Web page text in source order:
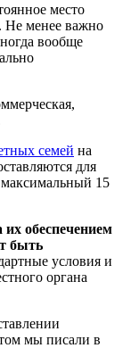
место
Не менее важно
вообще
семей на
для
15
обеспечением
быть
условия и
органа
мы писали в